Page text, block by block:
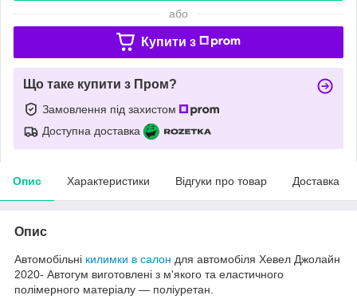
або
Купити з
Що таке купити з Пром?
Замовлення під захистом
Доступна доставка
Опис Характеристики Відгуки про товар Доставка
Опис
Автомобільні килимки в салон для автомобіля Хевел Джолайн
2020- Автогум виготовлені з м'якого та еластичного
полімерного матеріалу — поліуретан.